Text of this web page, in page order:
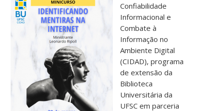
Confiabilidade
Informacional e
Combate à
Informação no
Ambiente Digital
(CIDAD), programa
de extensão da
Biblioteca
Universitária da
UFSC em parceria